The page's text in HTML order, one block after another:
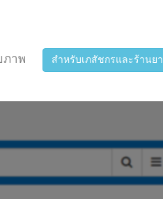
ภาพ สำหรับเภสัชกรและร้านยา